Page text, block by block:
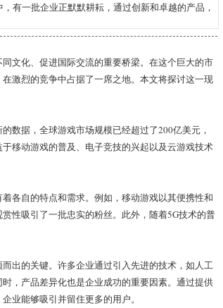
有一批企业正默默耕耘，通过创新和卓越的产品，
文化、促进国际交流的重要桥梁。在这个巨大的市
激烈的竞争中占据了一席之地。本文将探讨这一现
数据，全球游戏市场规模已经超过了200亿美元，
移动游戏的普及、电子竞技的兴起以及云游戏技术
各自的特点和需求。例如，移动游戏以其便携性和
性吸引了一批忠实的粉丝。此外，随着5G技术的普
出的关键。许多企业通过引入先进的技术，如人工
，产品差异化也是企业成功的重要因素。通过提供
业能够吸引并留住更多的用户。